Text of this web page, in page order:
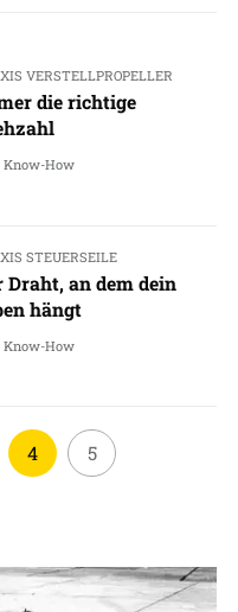
VERSTELLPROPELLER
die richtige
Know-How
STEUERSEILE
Draht, an dem dein
hängt
Know-How
4 5